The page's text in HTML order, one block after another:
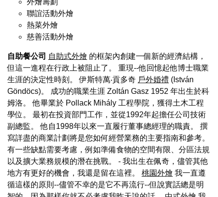
聯誼活動外燴
熱菜外燴
慈善活動外燴
自助餐公司 自助式外燴 的框架內創建一個新的經濟結構，
但這一進程在行政上被阻止了。 重現--他回憶起他博士職業
生涯的決定性時刻。 伊斯特萬‧貢多奇 戶外婚禮 (István
Göndöcs)。 成功的職業生涯 Zoltán Gasz 1952 年出生於科
姆洛。 他畢業於 Pollack Mihály 工程學院，獲得土木工程
學位。 最初在投資部門工作，並從1992年起擔任公司技術
副總監。 他自1998年以來一直履行董事總經理的職責。 撰
寫詳盡的商業計劃將是您如何經營業務的主要指南和參考。
有一些缺點需要考慮，例如準備食物的空間有限、分區法規
以及擴大業務規模的潛在挑戰。 - 我出生在佩奇，儘管其他
地方有更好的機會，我還是留在這裡。 桃園外燴 我一直遵
循這樣的原則--儘管不幸的是它不再流行--但說實話總是明